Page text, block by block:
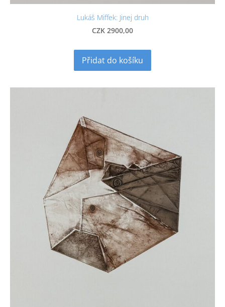
Lukáš Miffek: Jinej druh
CZK 2900,00
Přidat do košíku